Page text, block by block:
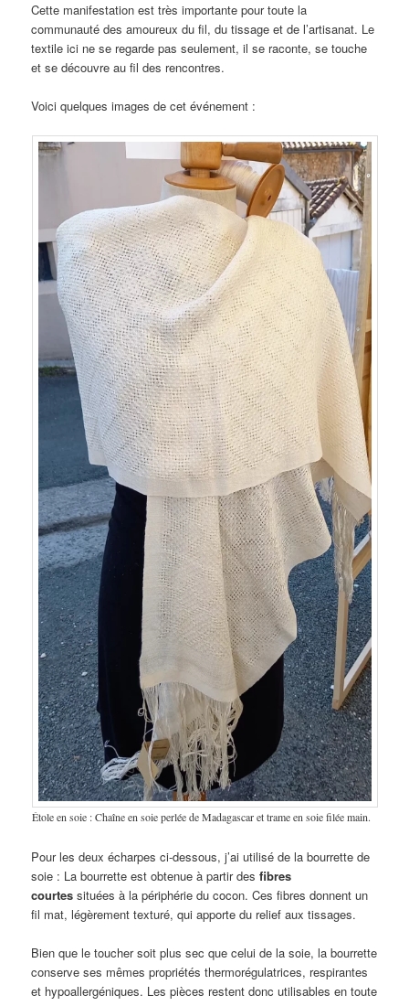
Cette manifestation est très importante pour toute la
communauté des amoureux du fil, du tissage et de l’artisanat. Le
textile ici ne se regarde pas seulement, il se raconte, se touche
et se découvre au fil des rencontres.
Voici quelques images de cet événement :
Étole en soie : Chaîne en soie perlée de Madagascar et trame en soie filée main.
Pour les deux écharpes ci-dessous, j’ai utilisé de la bourrette de
soie : La bourrette est obtenue à partir desfibres
courtes situées à la périphérie du cocon. Ces fibres donnent un
fil mat, légèrement texturé, qui apporte du relief aux tissages.
Bien que le toucher soit plus sec que celui de la soie, la bourrette
conserve ses mêmes propriétés thermorégulatrices, respirantes
et hypoallergéniques. Les pièces restent donc utilisables en toute